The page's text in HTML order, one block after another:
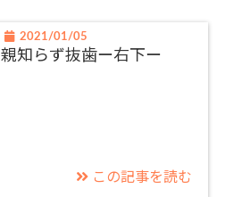
2021/01/05
親知らず抜歯ー右下ー
この記事を読む